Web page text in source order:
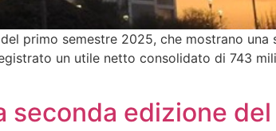
primo semestre 2025, che mostrano una
un utile netto consolidato di 743
edizione del